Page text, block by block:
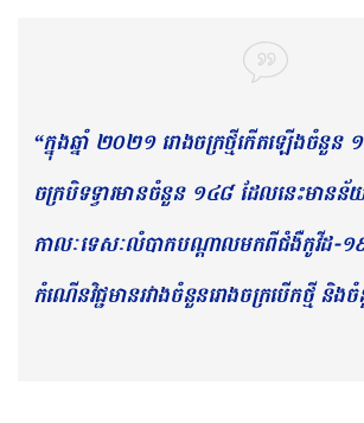
“​ក្នុង​ឆ្នាំ ​២០២១ រោងចក្រ​ថ្មី​កើតឡើង​ចំនួ
ចក្រ​បិទទ្វារ​មាន​ចំនួន ១៤៨ ដែល​នេះ​មានន័
កាលៈទេសៈ​លំបាក​បណ្តាលមកពី​ជំងឺ​កូវីដ-១
កំណើន​វិជ្ជមាន​រវាង​ចំនួន​រោងចក្រ​បើក​ថ្មី និង​ចំ